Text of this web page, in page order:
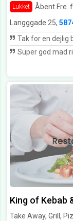
Lukket Åbent Fre.
Langggade 25,
Tak for en dejlig
Super god mad
King of Kebab
Take Away, Grill,